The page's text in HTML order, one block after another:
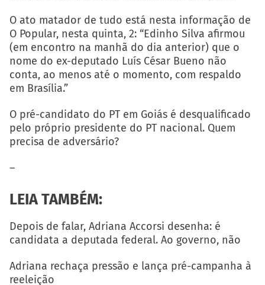
O ato matador de tudo está nesta informação de
O Popular, nesta quinta, 2: “Edinho Silva afirmou
(em encontro na manhã do dia anterior) que o
nome do ex-deputado Luís César Bueno não
conta, ao menos até o momento, com respaldo
em Brasília.”
O pré-candidato do PT em Goiás é desqualificado
pelo próprio presidente do PT nacional. Quem
precisa de adversário?
–
LEIA TAMBÉM:
Depois de falar, Adriana Accorsi desenha: é
candidata a deputada federal. Ao governo, não
Adriana rechaça pressão e lança pré-campanha à
reeleição